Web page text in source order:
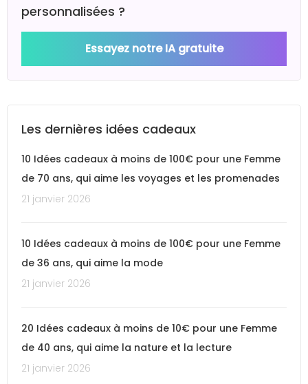
personnalisées ?
Essayez notre IA gratuite
Les dernières idées cadeaux
10 Idées cadeaux à moins de 100€ pour une Femme
de 70 ans, qui aime les voyages et les promenades
21 janvier 2026
10 Idées cadeaux à moins de 100€ pour une Femme
de 36 ans, qui aime la mode
21 janvier 2026
20 Idées cadeaux à moins de 10€ pour une Femme
de 40 ans, qui aime la nature et la lecture
21 janvier 2026